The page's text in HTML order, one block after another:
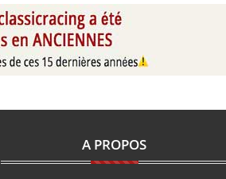
A PROPOS